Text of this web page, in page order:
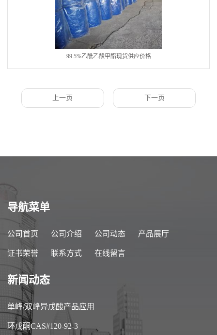
99.5%乙酰乙酸甲酯现货供应价格
上一页 下一页
导航菜单
公司首页 公司介绍 公司动态 产品展厅
证书荣誉 联系方式 在线留言
新闻动态
单峰/双峰异戊酸产品应用
环戊酮CAS#120-92-3